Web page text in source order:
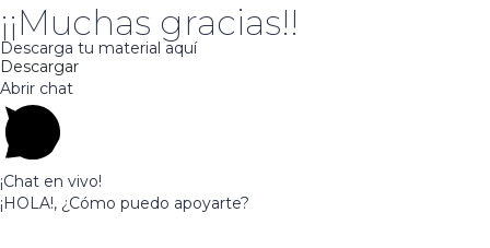
¡¡Muchas gracias!!
Descarga tu material aquí
Descargar
Abrir chat
¡Chat en vivo!
¡HOLA!, ¿Cómo puedo apoyarte?